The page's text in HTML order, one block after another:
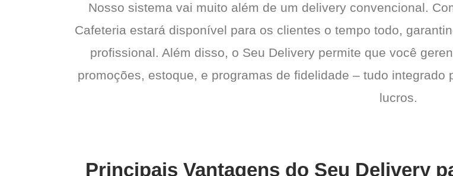
Nosso sistema vai muito além de um delivery convencional.
Cafeteria estará disponível para os clientes o tempo todo,
profissional. Além disso, o Seu Delivery permite que você
promoções, estoque, e programas de fidelidade – tudo
lucros.
Principais Vantagens do Seu Delivery